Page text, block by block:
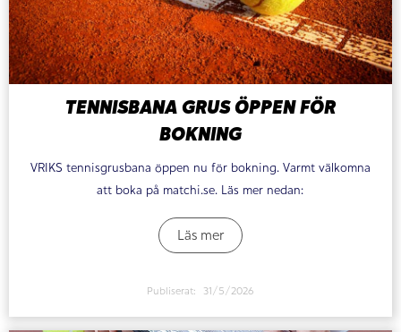
TENNISBANA GRUS ÖPPEN FÖR
BOKNING
VRIKS tennisgrusbana öppen nu för bokning. Varmt välkomna
att boka på matchi.se. Läs mer nedan:
Läs mer
Publiserat: 31/5/2026